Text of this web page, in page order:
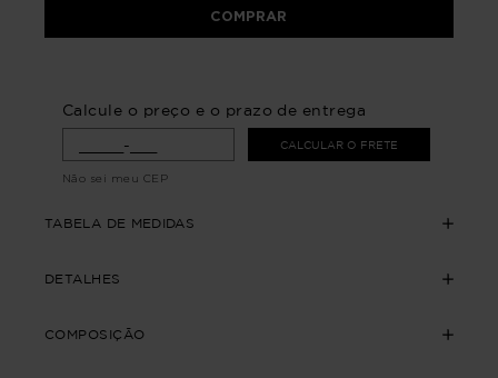
COMPRAR
Calcule o preço e o prazo de entrega
CALCULAR O FRETE
Não sei meu CEP
TABELA DE MEDIDAS
DETALHES
COMPOSIÇÃO